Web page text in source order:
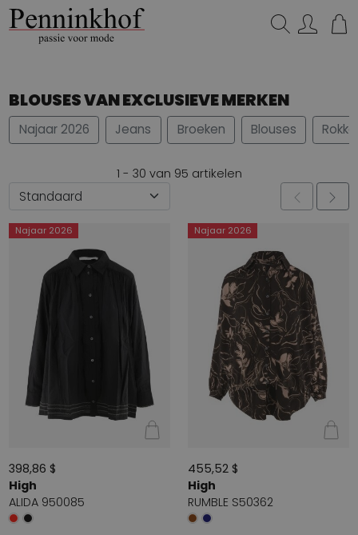
BLOUSES VAN EXCLUSIEVE MERKEN
Najaar 2026 Jeans Broeken Blouses
1 - 30 van 95 artikelen
Najaar 2026
398,86 $
High
ALIDA 950085
Najaar 2026
455,52 $
High
RUMBLE S50362